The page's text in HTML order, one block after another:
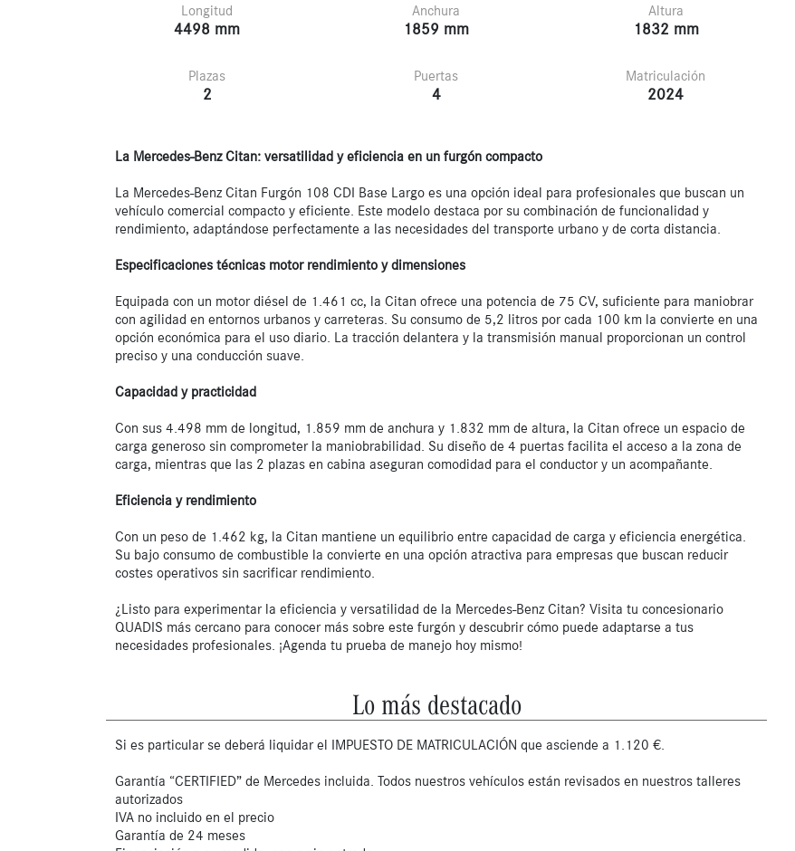
Longitud
4498 mm
Anchura
1859 mm
Altura
1832 mm
Plazas
2
Puertas
4
Matriculación
2024
La Mercedes-Benz Citan: versatilidad y eficiencia en un furgón compacto
La Mercedes-Benz Citan Furgón 108 CDI Base Largo es una opción ideal para profesionales que buscan un
vehículo comercial compacto y eficiente. Este modelo destaca por su combinación de funcionalidad y
rendimiento, adaptándose perfectamente a las necesidades del transporte urbano y de corta distancia.
Especificaciones técnicas motor rendimiento y dimensiones
Equipada con un motor diésel de 1.461 cc, la Citan ofrece una potencia de 75 CV, suficiente para maniobrar
con agilidad en entornos urbanos y carreteras. Su consumo de 5,2 litros por cada 100 km la convierte en una
opción económica para el uso diario. La tracción delantera y la transmisión manual proporcionan un control
preciso y una conducción suave.
Capacidad y practicidad
Con sus 4.498 mm de longitud, 1.859 mm de anchura y 1.832 mm de altura, la Citan ofrece un espacio de
carga generoso sin comprometer la maniobrabilidad. Su diseño de 4 puertas facilita el acceso a la zona de
carga, mientras que las 2 plazas en cabina aseguran comodidad para el conductor y un acompañante.
Eficiencia y rendimiento
Con un peso de 1.462 kg, la Citan mantiene un equilibrio entre capacidad de carga y eficiencia energética.
Su bajo consumo de combustible la convierte en una opción atractiva para empresas que buscan reducir
costes operativos sin sacrificar rendimiento.
¿Listo para experimentar la eficiencia y versatilidad de la Mercedes-Benz Citan? Visita tu concesionario
QUADIS más cercano para conocer más sobre este furgón y descubrir cómo puede adaptarse a tus
necesidades profesionales. ¡Agenda tu prueba de manejo hoy mismo!
Lo más destacado
Si es particular se deberá liquidar el IMPUESTO DE MATRICULACIÓN que asciende a 1.120 €.
Garantía “CERTIFIED” de Mercedes incluida. Todos nuestros vehículos están revisados en nuestros talleres
autorizados
IVA no incluido en el precio
Garantía de 24 meses